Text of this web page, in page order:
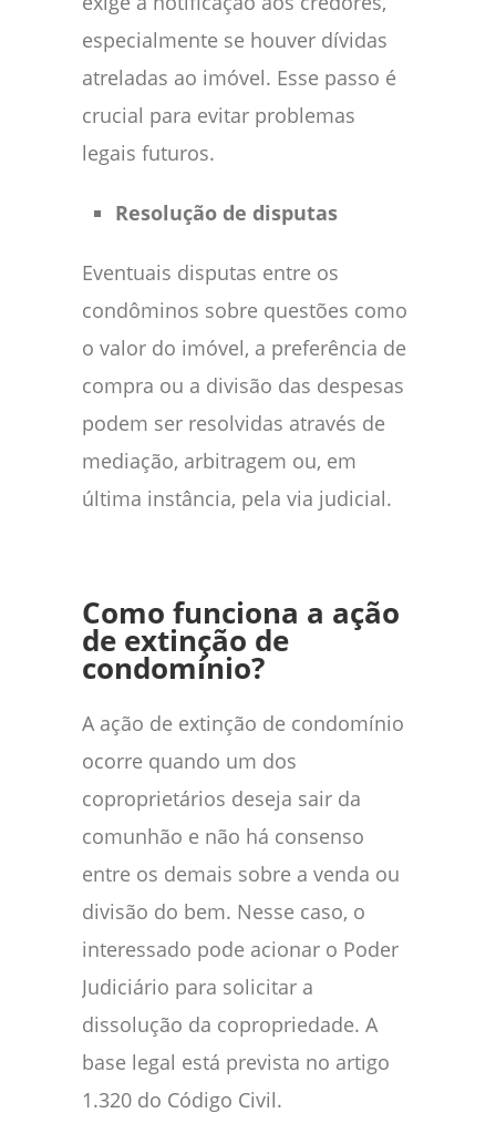
especialmente se houver dívidas
atreladas ao imóvel. Esse passo é
crucial para evitar problemas
legais futuros.
Resolução de disputas
Eventuais disputas entre os
condôminos sobre questões como
o valor do imóvel, a preferência de
compra ou a divisão das despesas
podem ser resolvidas através de
mediação, arbitragem ou, em
última instância, pela via judicial.
Como funciona a ação
de extinção de
condomínio?
A ação de extinção de condomínio
ocorre quando um dos
coproprietários deseja sair da
comunhão e não há consenso
entre os demais sobre a venda ou
divisão do bem. Nesse caso, o
interessado pode acionar o Poder
Judiciário para solicitar a
dissolução da copropriedade. A
base legal está prevista no artigo
1.320 do Código Civil.